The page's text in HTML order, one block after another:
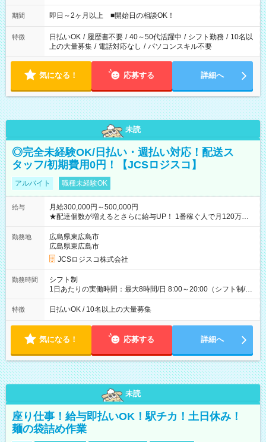
期間 即日～2ヶ月以上 ■開始日の相談OK！
特徴 日払いOK / 履歴書不要 / 40～50代活躍中 / シフト勤務 / 10名以
上の大量募集 / 電話対応なし / パソコンスキル不要
気になる！ 応募する 詳細へ
未読
◎完全未経験OK/日払い・週払い対応！配送ス
タッフ/初期費用0円！【JCSロジスコ】
アルバイト 職種未経験OK
給与
月給300,000円～500,000円
★配達個数が増えるとさらに給与UP！ 1番稼ぐ人で月120万ほ
ど！ ・主要都市エリア 月収55万円／週5日稼働 月収65万~112
万円／週6日稼働 ・地方郊外エリア 月収40万円／週5日稼働 月
収40万円~50万円／週6日稼働 ＜モデルイメージ＞ ■月収50万
円 (27歳男性/江東区在住)※元建築関係 1日150個配達×25日勤務
(日休み) ■月収80万円(43歳男性/墨田区在住)※元営業 1日200個
勤務地
広島県東広島市
広島県東広島市
JCSロジスコ株式会社
勤務時間
シフト制
1日あたりの実働時間：最大8時間/日 8:00～20:00（シフト制/実
働8時間） ※週5日勤務（場所次第では週4も有り） ※配達状況
によって時間外での勤務可能性有り ※案件により多少の前後あ
特徴 日払いOK / 10名以上の大量募集
気になる！ 応募する 詳細へ
未読
座り仕事！給与即払いOK！駅チカ！土日休み！
麺の袋詰め作業